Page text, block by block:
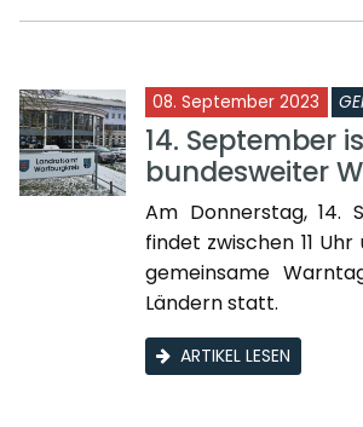
08. September 2023
14. September
bundesweiter
Am Donnerstag, 14.
findet zwischen 11 Uhr
gemeinsame
Ländern statt.
ARTIKEL LESEN